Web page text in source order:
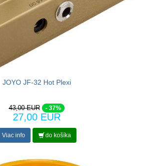
JOYO JF-32 Hot Plexi
43,00 EUR - 37%
27,00 EUR
Viac info do košíka